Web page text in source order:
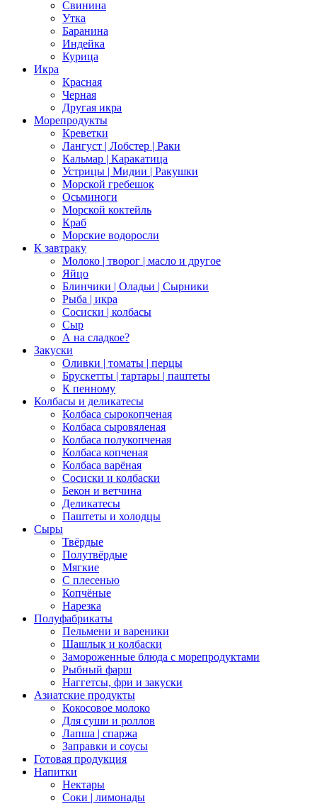
Свинина
Утка
Баранина
Индейка
Курица
Икра
Красная
Черная
Другая икра
Морепродукты
Креветки
Лангуст | Лобстер | Раки
Кальмар | Каракатица
Устрицы | Мидии | Ракушки
Морской гребешок
Осьминоги
Морской коктейль
Краб
Морские водоросли
К завтраку
Молоко | творог | масло и другое
Яйцо
Блинчики | Оладьи | Сырники
Рыба | икра
Сосиски | колбасы
Сыр
А на сладкое?
Закуски
Оливки | томаты | перцы
Брускетты | тартары | паштеты
К пенному
Колбасы и деликатесы
Колбаса сырокопченая
Колбаса сыровяленая
Колбаса полукопченая
Колбаса копченая
Колбаса варёная
Сосиски и колбаски
Бекон и ветчина
Деликатесы
Паштеты и холодцы
Сыры
Твёрдые
Полутвёрдые
Мягкие
С плесенью
Копчёные
Нарезка
Полуфабрикаты
Пельмени и вареники
Шашлык и колбаски
Замороженные блюда с морепродуктами
Рыбный фарш
Наггетсы, фри и закуски
Азиатские продукты
Кокосовое молоко
Для суши и роллов
Лапша | спаржа
Заправки и соусы
Готовая продукция
Напитки
Нектары
Соки | лимонады